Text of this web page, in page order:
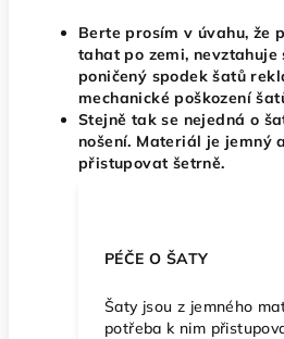
Berte prosím v úvahu, že
tahat po zemi,
poničený spodek šatů
mechanické poškození
Stejně tak se nejedná o
nošení. Materiál je jemný
přistupovat šetrně.
PÉČE O ŠATY
Šaty jsou z jemného
potřeba k nim